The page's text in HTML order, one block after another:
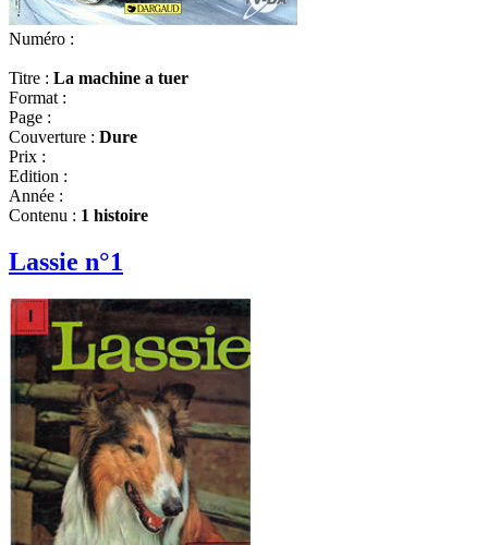
Numéro :
Titre : La machine a tuer
Format :
Page :
Couverture : Dure
Prix :
Edition :
Année :
Contenu : 1 histoire
Lassie n°1